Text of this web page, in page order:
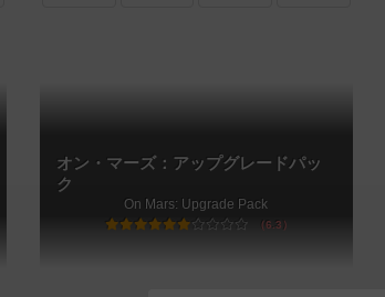
オン・マーズ：アップグレードパッ
ク
On Mars: Upgrade Pack
6.3